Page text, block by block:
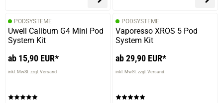
PODSYSTEME
Uwell Caliburn G4 Mini Pod
System Kit
ab 15,90 EUR*
inkl. MwSt. zzgl. Versand
PODSYSTEME
Vaporesso XROS 5 Pod
System Kit
ab 29,90 EUR*
inkl. MwSt. zzgl. Versand